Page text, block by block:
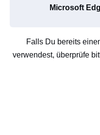
Microsoft
Falls Du bereits
verwendest, überprüfe